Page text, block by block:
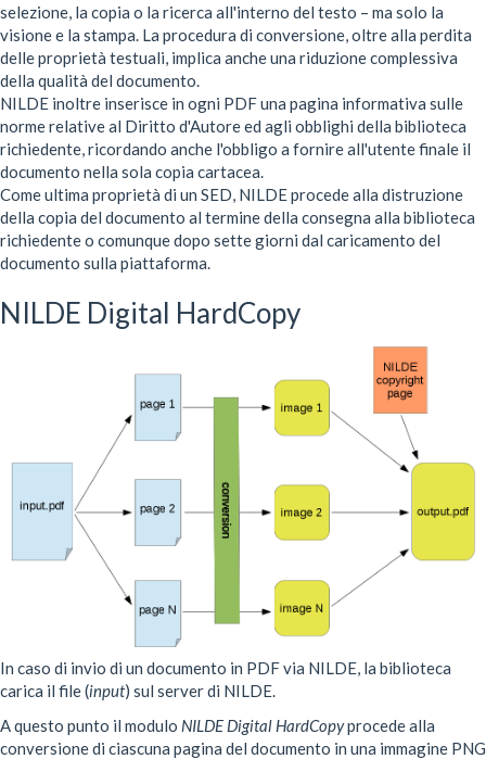
selezione, la copia o la ricerca all'interno del testo – ma solo la
visione e la stampa. La procedura di conversione, oltre alla perdita
delle proprietà testuali, implica anche una riduzione complessiva
della qualità del documento.
NILDE inoltre inserisce in ogni PDF una pagina informativa sulle
norme relative al Diritto d'Autore ed agli obblighi della biblioteca
richiedente, ricordando anche l'obbligo a fornire all'utente finale il
documento nella sola copia cartacea.
Come ultima proprietà di un SED, NILDE procede alla distruzione
della copia del documento al termine della consegna alla biblioteca
richiedente o comunque dopo sette giorni dal caricamento del
documento sulla piattaforma.
NILDE Digital HardCopy
In caso di invio di un documento in PDF via NILDE, la biblioteca
carica il file (input) sul server di NILDE.
A questo punto il modulo NILDE Digital HardCopyprocede alla
conversione di ciascuna pagina del documento in una immagine PNG